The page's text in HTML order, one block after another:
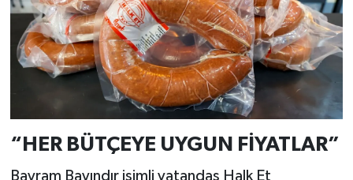
“HER BÜTÇEYE UYGUN FİYATLAR”
Bayram Bayındır isimli vatandaş Halk Et